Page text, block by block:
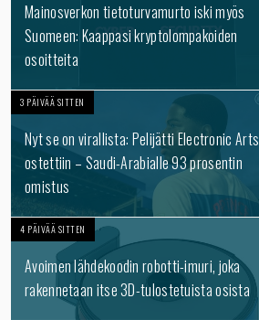
Mainosverkon tietoturvamurto iski myös
Suomeen: Kaappasi kryptolompakoiden
osoitteita
3 PÄIVÄÄ SITTEN
Nyt se on virallista: Pelijätti Electronic Arts
ostettiin – Saudi-Arabialle 93 prosentin
omistus
4 PÄIVÄÄ SITTEN
Avoimen lähdekoodin robotti-imuri, joka
rakennetaan itse 3D-tulostetuista osista